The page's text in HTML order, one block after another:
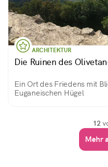
ARCHITEKTUR
Die Ruinen des
Ein Ort des Friedens mit
Euganeischen Hügel
12
Mehr